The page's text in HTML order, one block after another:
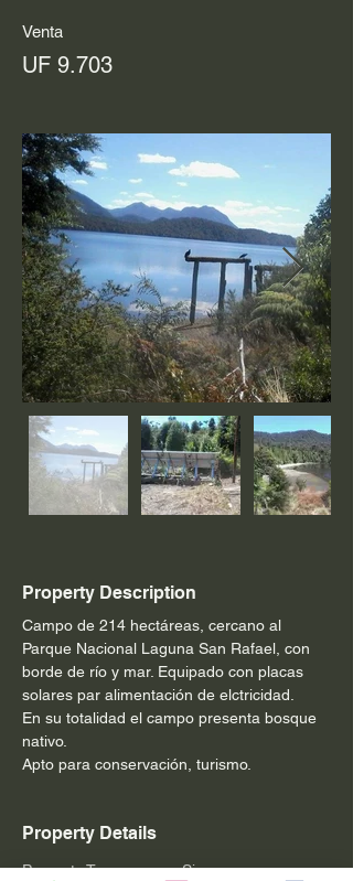
Venta
UF 9.703
Property Description
Campo de 214 hectáreas, cercano al
Parque Nacional Laguna San Rafael, con
borde de río y mar. Equipado con placas
solares par alimentación de elctricidad.
En su totalidad el campo presenta bosque
nativo.
Apto para conservación, turismo.
Property Details
Property Type
Size